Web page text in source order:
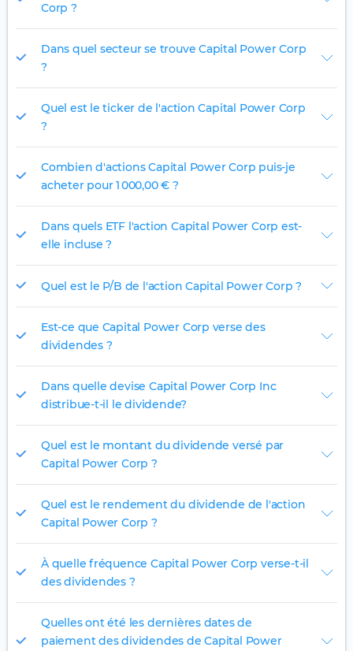
Corp ?
Dans quel secteur se trouve Capital Power Corp
?
Quel est le ticker de l'action Capital Power Corp
?
Combien d'actions Capital Power Corp puis-je
acheter pour 1 000,00 € ?
Dans quels ETF l'action Capital Power Corp est-
elle incluse ?
Quel est le P/B de l'action Capital Power Corp ?
Est-ce que Capital Power Corp verse des
dividendes ?
Dans quelle devise Capital Power Corp Inc
distribue-t-il le dividende?
Quel est le montant du dividende versé par
Capital Power Corp ?
Quel est le rendement du dividende de l'action
Capital Power Corp ?
À quelle fréquence Capital Power Corp verse-t-il
des dividendes ?
Quelles ont été les dernières dates de
paiement des dividendes de Capital Power